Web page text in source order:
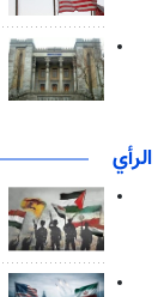
الرأي